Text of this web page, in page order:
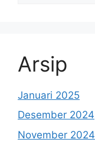
Arsip
Januari 2025
Desember 2024
November 2024